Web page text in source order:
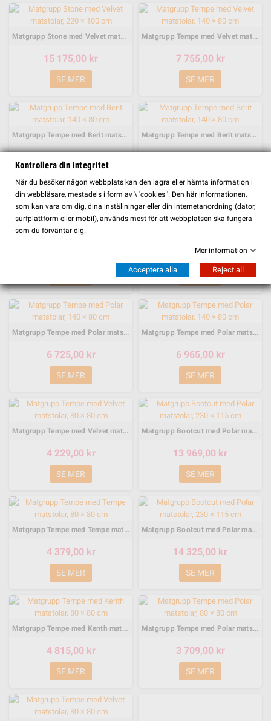
Matgrupp Stone med Velvet matstolar, 220 × 100 cm
15 175,00 kr
SE MER
Matgrupp Tempe med Velvet matstolar, 140 × 80 cm
7 755,00 kr
SE MER
Matgrupp Tempe med Berit matstolar, 140 × 80 cm
SE MER
Matgrupp Tempe med Berit matstolar, 140 × 80 cm
SE MER
6 725,00 kr
SE MER
Matgrupp Tempe med Polar matstolar, 140 × 80 cm
6 725,00 kr
SE MER
Matgrupp Tempe med Polar matstolar, 140 × 80 cm
6 965,00 kr
SE MER
Matgrupp Tempe med Velvet matstolar, 80 × 80 cm
4 229,00 kr
SE MER
Matgrupp Bootcut med Polar matstolar, 230 × 115 cm
13 969,00 kr
SE MER
Matgrupp Tempe med Tempe matstolar, 80 × 80 cm
4 379,00 kr
SE MER
Matgrupp Bootcut med Polar matstolar, 230 × 115 cm
14 325,00 kr
SE MER
Matgrupp Tempe med Kenth matstolar, 80 × 80 cm
4 815,00 kr
SE MER
Matgrupp Tempe med Polar matstolar, 80 × 80 cm
3 709,00 kr
SE MER
Kontrollera din integritet
När du besöker någon webbplats kan den lagra eller hämta information i
din webbläsare, mestadels i form av \ 'cookies '. Den här informationen,
som kan vara om dig, dina inställningar eller din internetanordning (dator,
surfplattform eller mobil), används mest för att webbplatsen ska fungera
som du förväntar dig.
Mer information
Acceptera alla Reject all